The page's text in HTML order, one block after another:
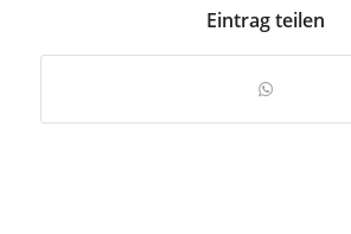
Eintrag teilen